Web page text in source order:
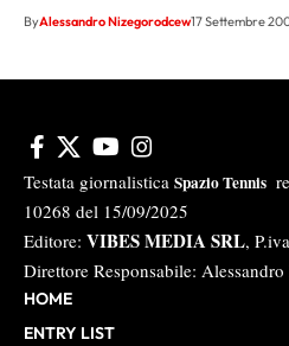
ByAlessandro Nizegorodcew17 Settembre
Testata giornalistica Spazio Tennis
10268 del 15/09/2025
Editore: VIBES MEDIA SRL,
Direttore Responsabile:
HOME
ENTRY LIST